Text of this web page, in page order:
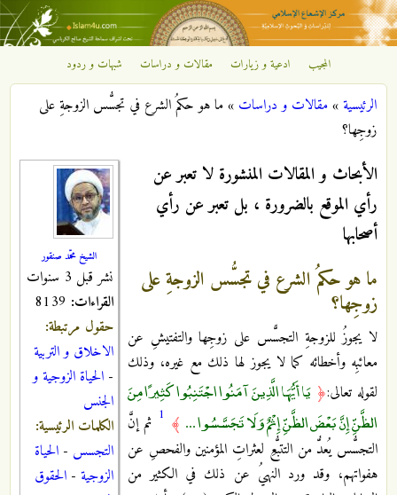
تجاوز إلى المحتوى الرئيسي
مركز
الإشعاع
الإسلامي
المجيب ادعية و زيارات مقالات و دراسات شبهات و ردود
أنت هنا
الرئيسية»مقالات و دراسات »ما هو حكمُ الشرع في تجسُّس الزوجةِ على
زوجِها؟
الشيخ محمّد صنقور
نشر قبل 3 سنوات
القراءات:
حقول مرتبطة:
الاخلاق و التربية
- الحياة الزوجية و
الجنس
الكلمات الرئيسية:
التجسس - الحياة
الزوجية - الحقوق
الأبحاث و المقالات المنشورة لا تعبر عن
رأي الموقع بالضرورة ، بل تعبر عن رأي
أصحابها
ما هو حكمُ الشرع في تجسُّس الزوجةِ على
زوجِها؟
لا يجوزُ للزوجةِ التجسًّس على زوجِها والتفتيشِ عن
معائبِه وأخطائه كما لا يجوز لها ذلك مع غيره، وذلك
لقوله تعالى:﴿ يَا أَيُّهَا الَّذِينَ آمَنُوا اجْتَنِبُوا كَثِيرًا مِنَ
الظَّنِّ إِنَّ بَعْضَ الظَّنِّ إِثْمٌ وَلَا تَجَسَّسُوا ... ﴾ 1 ثم إنَّ
التجسُّس يُعدُّ من التتبُّعِ لعثراتِ المؤمنين والفحصِ عن
هفواتهم، وقد ورد النهيُ عن ذلك في الكثير من